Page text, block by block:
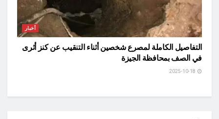
أخبار
التفاصيل الكاملة لمصرع شخصين أثناء التنقيب عن كنز أثرى
في الصف بمحافظة الجيزة